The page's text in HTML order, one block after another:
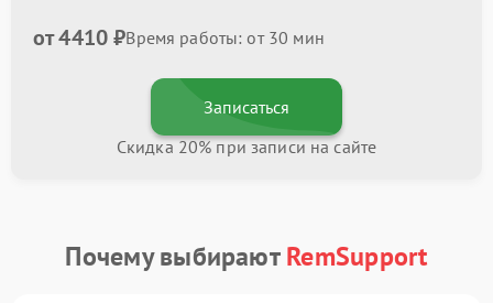
от 4410 ₽Время работы: от 30 мин
Записаться
Скидка 20% при записи на сайте
Почему выбираютRemSupport